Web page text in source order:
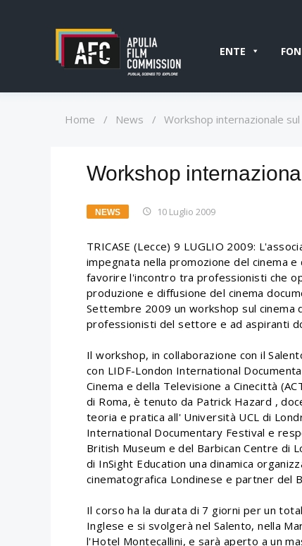
ENTE
Home / News / Workshop internazionale
Workshop
NEWS 10 Luglio 2009
TRICASE (Lecce) 9 LUGLIO 2009:
impegnata nella promozione del cinema e
favorire l'incontro tra professionisti che
produzione e diffusione del cinema
Settembre 2009 un workshop sul cinema
professionisti del settore e ad aspiranti
Il workshop, in collaborazione con il
con LIDF-London International
Cinema e della Televisione a Cinecittà
di Roma, è tenuto da Patrick Hazard ,
teoria e pratica all' Università UCL di
International Documentary Festival e
British Museum e del Barbican Centre di
di InSight Education una dinamica
cinematografica Londinese e partner del
Il corso ha la durata di 7 giorni per un
Inglese e si svolgerà nel Salento, nella
l'Hotel Montecallini, e sarà aperto a un